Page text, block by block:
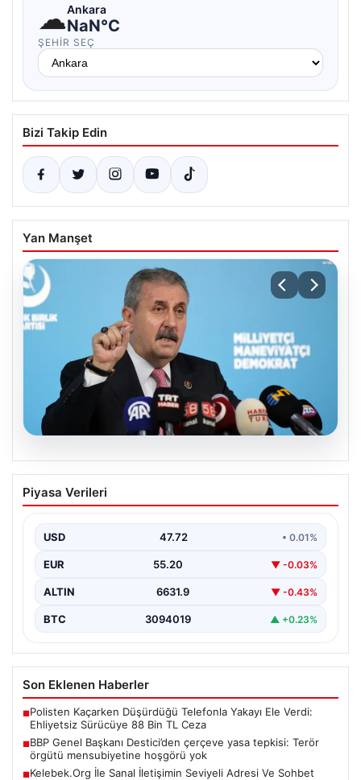
☁Ankara
NaN°C
ŞEHIR SEÇ
Bizi Takip Edin
Yan Manşet
08.08.2026
BBP Genel Başkanı Destici’den çerçeve
yasa tepkisi: Terör örgütü
Büyük Birlik Partisi Genel Başkanı Mustafa Destici,
toplantısında Meclis…
Piyasa Verileri
USD 47.72 • 0.01%
EUR 55.20 ▼ -0.03%
ALTIN 6631.9 ▼ -0.43%
BTC 3094019 ▲ +0.23%
Son Eklenen Haberler
■Polisten Kaçarken Düşürdüğü Telefonla Yakayı Ele Verdi:
Ehliyetsiz Sürücüye 88 Bin TL Ceza
■BBP Genel Başkanı Destici’den çerçeve yasa tepkisi: Terör
örgütü mensubiyetine hoşgörü yok
■Kelebek.Org İle Sanal İletişimin Seviyeli Adresi Ve Sohbet